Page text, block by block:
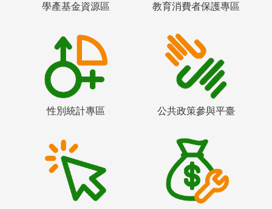
學產基金資源區 教育消費者保護專區
性別統計專區 公共政策參與平臺